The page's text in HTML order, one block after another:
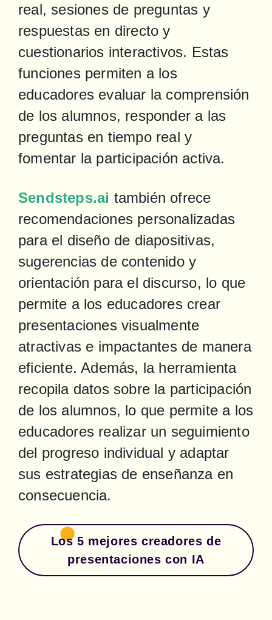
real, sesiones de preguntas y
respuestas en directo y
cuestionarios interactivos. Estas
funciones permiten a los
educadores evaluar la comprensión
de los alumnos, responder a las
preguntas en tiempo real y
fomentar la participación activa.
Sendsteps.ai también ofrece
recomendaciones personalizadas
para el diseño de diapositivas,
sugerencias de contenido y
orientación para el discurso, lo que
permite a los educadores crear
presentaciones visualmente
atractivas e impactantes de manera
eficiente. Además, la herramienta
recopila datos sobre la participación
de los alumnos, lo que permite a los
educadores realizar un seguimiento
del progreso individual y adaptar
sus estrategias de enseñanza en
consecuencia.
Los 5 mejores creadores de
presentaciones con IA